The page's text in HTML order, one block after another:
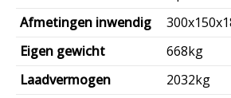
Afmetingen inwendig
Eigen gewicht
668kg
Laadvermogen
2032kg